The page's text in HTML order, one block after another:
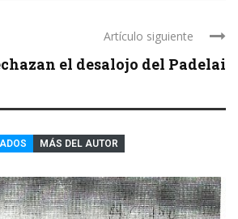
Artículo siguiente
el desalojo del Padelai
MÁS DEL AUTOR